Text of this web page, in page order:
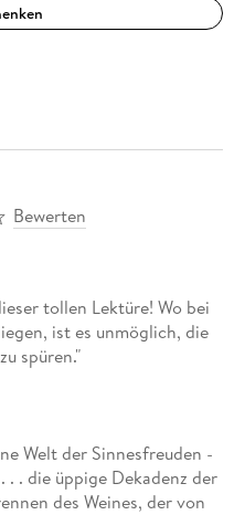
Bewerten
tollen Lektüre! Wo bei
ist es unmöglich, die
intensive Anziehungskraft nicht zu spüren."
Welt der Sinnesfreuden -
. . die üppige Dekadenz der
des Weines, der von